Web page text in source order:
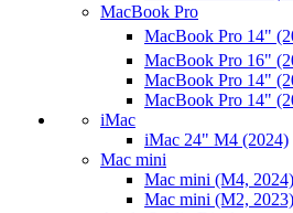
MacBook Pro
MacBook Pro 14"
MacBook Pro 16"
MacBook Pro 14"
MacBook Pro 14"
iMac
iMac 24" M4 (2024)
Mac mini
Mac mini (M4, 2024)
Mac mini (M2, 2023)